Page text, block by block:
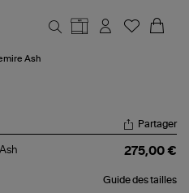
Ash
Partager
275,00 €
Guide des tailles